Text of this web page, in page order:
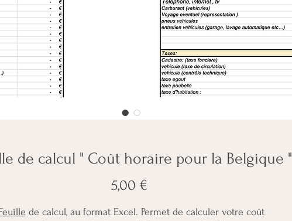
de calcul " Coût horaire pour la Belgique "
5,00 €
de calcul, au format Excel. Permet de calculer votre coût